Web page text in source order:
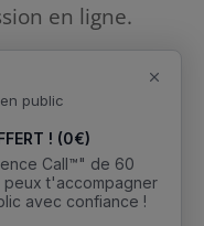
en ligne.
entre
échanges